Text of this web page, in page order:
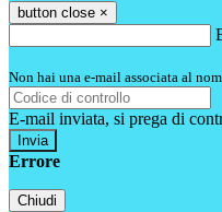
button close ×
Non hai una e-mail associata al
E-mail inviata, si prega di
Errore
Chiudi